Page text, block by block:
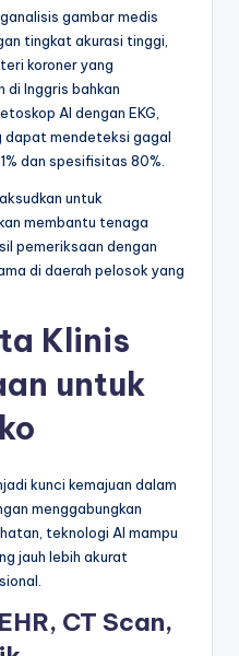
gambar medis
tingkat akurasi tinggi,
koroner yang
di Inggris bahkan
AI dengan EKG,
dapat mendeteksi gagal
dan spesifisitas 80%.
untuk
membantu tenaga
pemeriksaan dengan
di daerah pelosok yang
Klinis
untuk
kunci kemajuan dalam
menggabungkan
teknologi AI mampu
jauh lebih akurat
CT Scan,